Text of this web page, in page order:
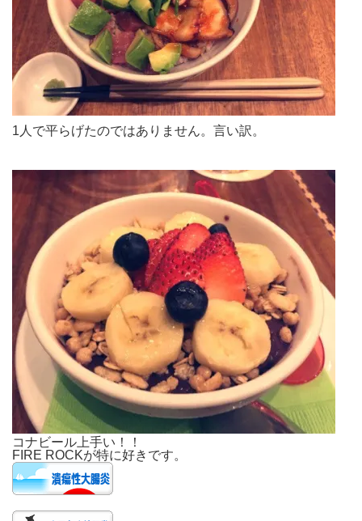
1人で平らげたのではありません。言い訳。
コナビール上手い！！
FIRE ROCKが特に好きです。